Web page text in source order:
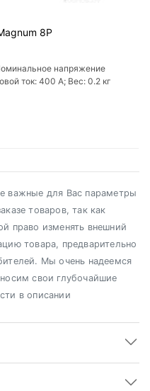
8P
напряжение
ток: 400 A; Вес: 0.2 кг
важные для Вас параметры
товаров, так как
право изменять внешний
товара, предварительно
Мы очень надеемся
свои глубочайшие
в описании